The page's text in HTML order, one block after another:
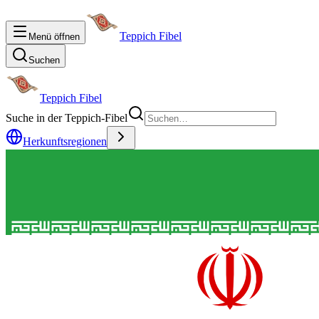
Menü öffnen Teppich Fibel
Suchen
Teppich Fibel
Suche in der Teppich-Fibel
Herkunftsregionen